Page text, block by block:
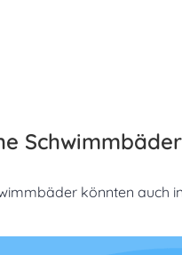
könnten auch